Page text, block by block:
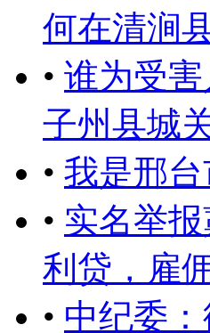
何在清涧
• 谁为受
子州县城
• 我是邢
• 实名举
利贷，雇
• 中纪委